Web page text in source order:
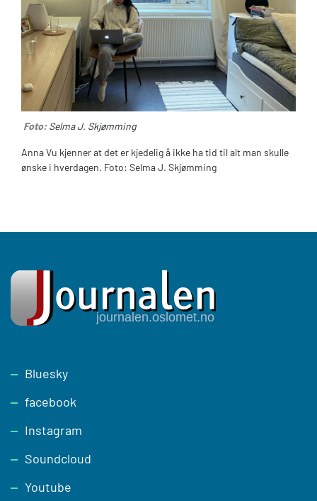
Foto: Selma J. Skjømming
Anna Vu kjenner at det er kjedelig å ikke ha tid til alt man skulle
ønske i hverdagen. Foto: Selma J. Skjømming
Footer
Bluesky
facebook
Instagram
Soundcloud
Youtube